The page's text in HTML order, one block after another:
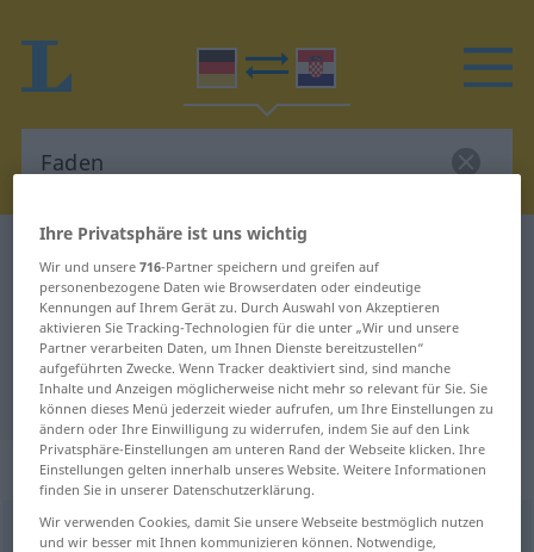
Deutsch-Kroatisch Übersetzung für
"Faden"
"Faden" Kroatisch Übersetzung
„Faden“: Maskulinum
Fadenm <-s;Fäden>
Ihre Privatsphäre ist uns wichtig
Wir und unsere716-Partner speichern und greifen auf
personenbezogene Daten wie Browserdaten oder eindeutige
Kennungen auf Ihrem Gerät zu. Durch Auswahl von Akzeptieren
aktivieren Sie Tracking-Technologien für die unter „Wir und unsere
Partner verarbeiten Daten, um Ihnen Dienste bereitzustellen“
aufgeführten Zwecke. Wenn Tracker deaktiviert sind, sind manche
Inhalte und Anzeigen möglicherweise nicht mehr so relevant für Sie. Sie
können dieses Menü jederzeit wieder aufrufen, um Ihre Einstellungen zu
ändern oder Ihre Einwilligung zu widerrufen, indem Sie auf den Link
Privatsphäre-Einstellungen am unteren Rand der Webseite klicken. Ihre
Einstellungen gelten innerhalb unseres Website. Weitere Informationen
finden Sie in unserer Datenschutzerklärung.
Wir verwenden Cookies, damit Sie unsere Webseite bestmöglich nutzen
und wir besser mit Ihnen kommunizieren können. Notwendige,